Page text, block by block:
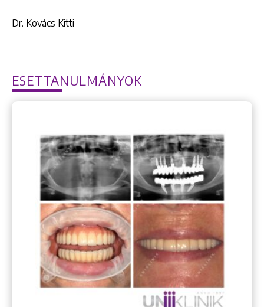
Dr. Kovács Kitti
ESETTANULMÁNYOK